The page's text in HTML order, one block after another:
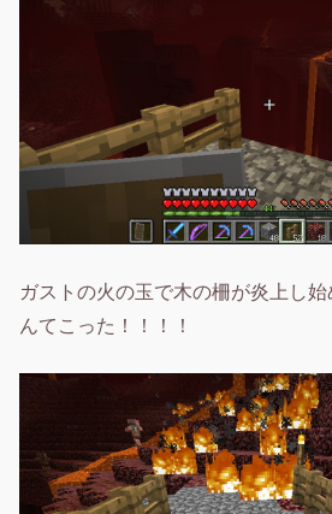
ガストの火の玉で木の柵が炎上し
んてこった！！！！